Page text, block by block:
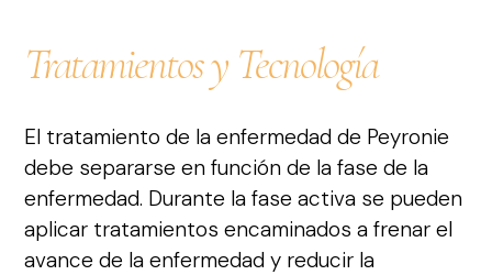
Tratamientos y Tecnología
El tratamiento de la enfermedad de Peyronie
debe separarse en función de la fase de la
enfermedad. Durante la fase activa se pueden
aplicar tratamientos encaminados a frenar el
avance de la enfermedad y reducir la